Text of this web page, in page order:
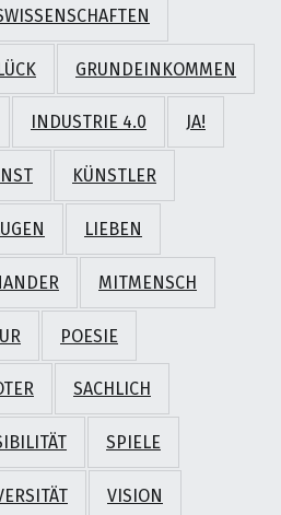
GRUNDEINKOMMEN
INDUSTRIE 4.0 JA!
KÜNSTLER
LIEBEN
MITMENSCH
POESIE
SACHLICH
SPIELE
VISION